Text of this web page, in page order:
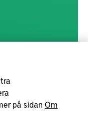
på sidan Om
för svensk forskning
med syftet att göra
samt att stärka